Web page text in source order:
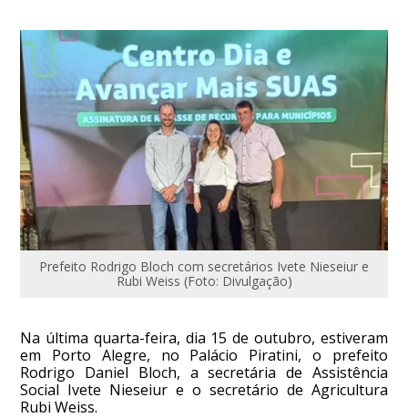
Prefeito Rodrigo Bloch com secretários Ivete Nieseiur e
Rubi Weiss (Foto: Divulgação)
Na última quarta-feira, dia 15 de outubro, estiveram
em Porto Alegre, no Palácio Piratini, o prefeito
Rodrigo Daniel Bloch, a secretária de Assistência
Social Ivete Nieseiur e o secretário de Agricultura
Rubi Weiss.